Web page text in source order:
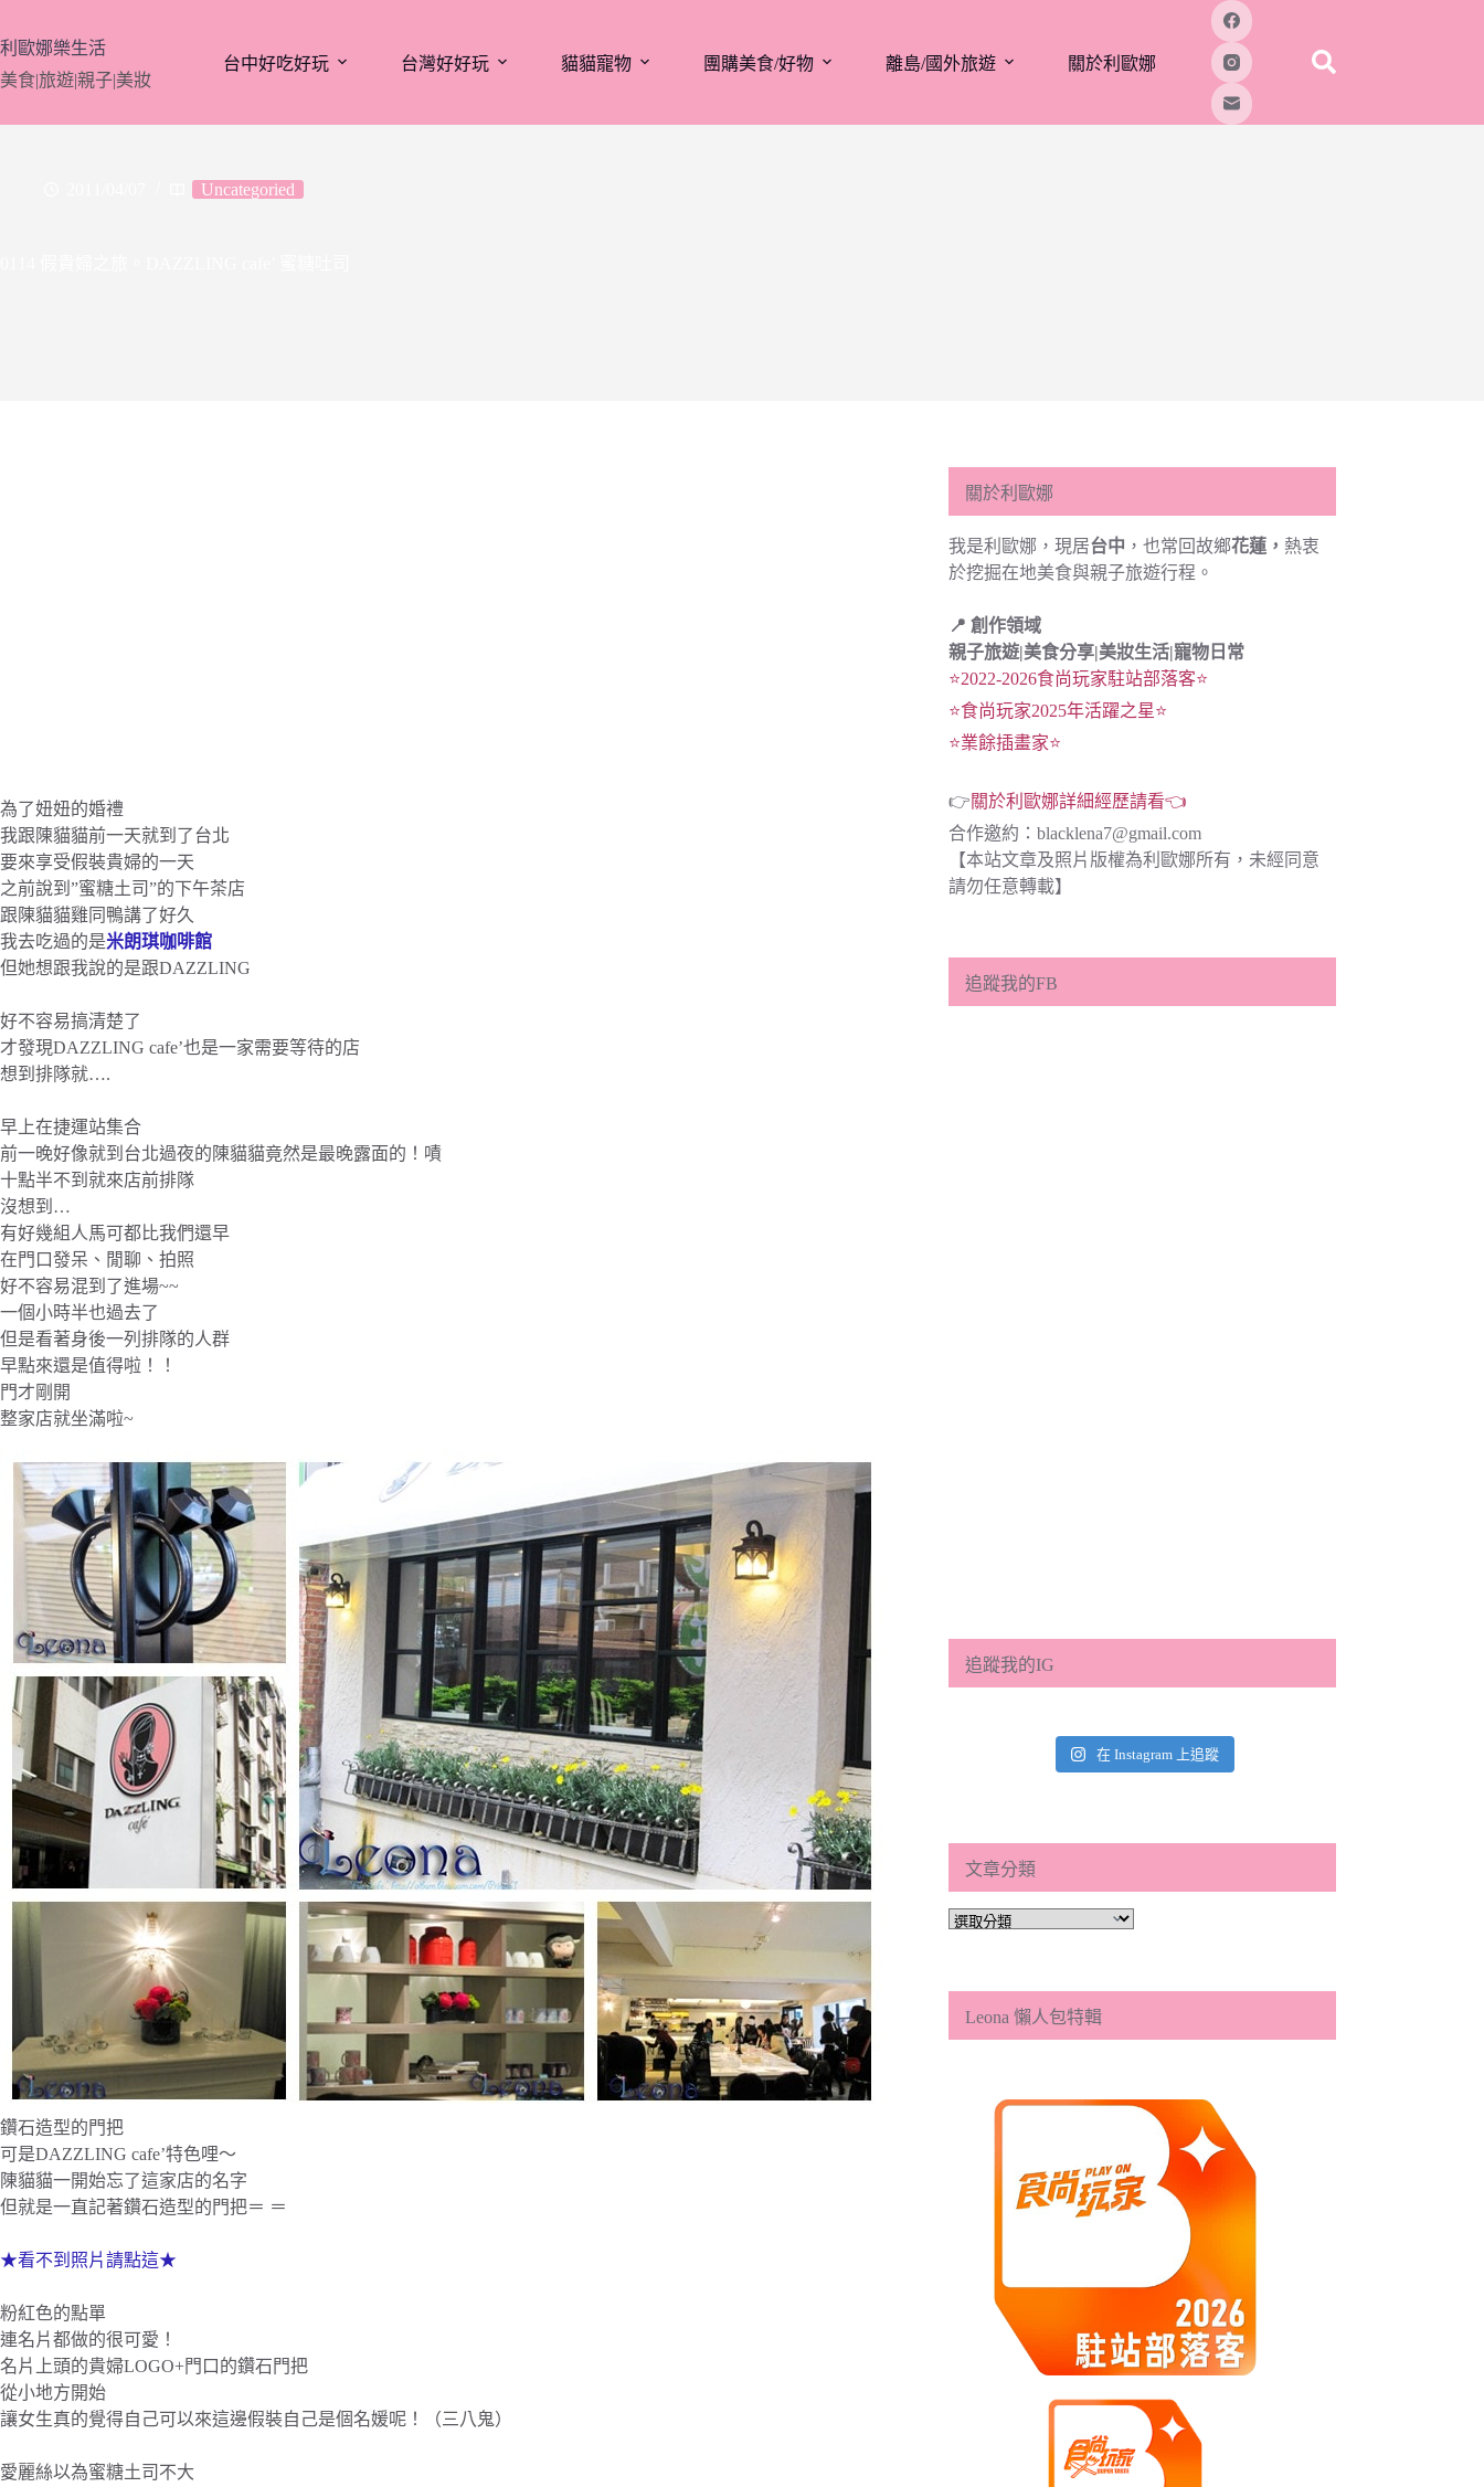
至
主
要
利歐娜樂生活
美食|旅遊|親子|美妝
台中好吃好玩 台灣好好玩 貓貓寵物 團購美食/好物 離島/國外旅遊 關於利歐娜
Uncategoried
為了妞妞的婚禮
我跟陳貓貓前一天就到了台北
要來享受假裝貴婦的一天
之前說到”蜜糖土司”的下午茶店
跟陳貓貓雞同鴨講了好久
我去吃過的是米朗琪咖啡館
但她想跟我說的是跟DAZZLING
好不容易搞清楚了
才發現DAZZLING cafe’也是一家需要等待的店
想到排隊就….
早上在捷運站集合
前一晚好像就到台北過夜的陳貓貓竟然是最晚露面的！嘖
十點半不到就來店前排隊
沒想到…
有好幾組人馬可都比我們還早
在門口發呆、閒聊、拍照
好不容易混到了進場~~
一個小時半也過去了
但是看著身後一列排隊的人群
早點來還是值得啦！！
門才剛開
整家店就坐滿啦~
鑽石造型的門把
可是DAZZLING cafe’特色哩～
陳貓貓一開始忘了這家店的名字
但就是一直記著鑽石造型的門把＝ ＝
★看不到照片請點這★
粉紅色的點單
連名片都做的很可愛！
名片上頭的貴婦LOGO+門口的鑽石門把
從小地方開始
讓女生真的覺得自己可以來這邊假裝自己是個名媛呢！（三八鬼）
愛麗絲以為蜜糖土司不大
關於利歐娜
我是利歐娜，現居台中 ，也常回故鄉花蓮， 熱衷
於挖掘在地美食與親子旅遊行程。
📍 創作領域
親子旅遊|美食分享|美妝生活|寵物日常
⭐2022-2026食尚玩家駐站部落客⭐
⭐食尚玩家2025年活躍之星⭐
⭐業餘插畫家⭐
👉關於利歐娜詳細經歷請看👈
合作邀約： blacklena7@gmail.com
【本站文章及照片版權為利歐娜所有，未經同意
請勿任意轉載】
追蹤我的FB
追蹤我的IG
在 Instagram 上追蹤
文章分類
文
類
Leona 懶人包特輯